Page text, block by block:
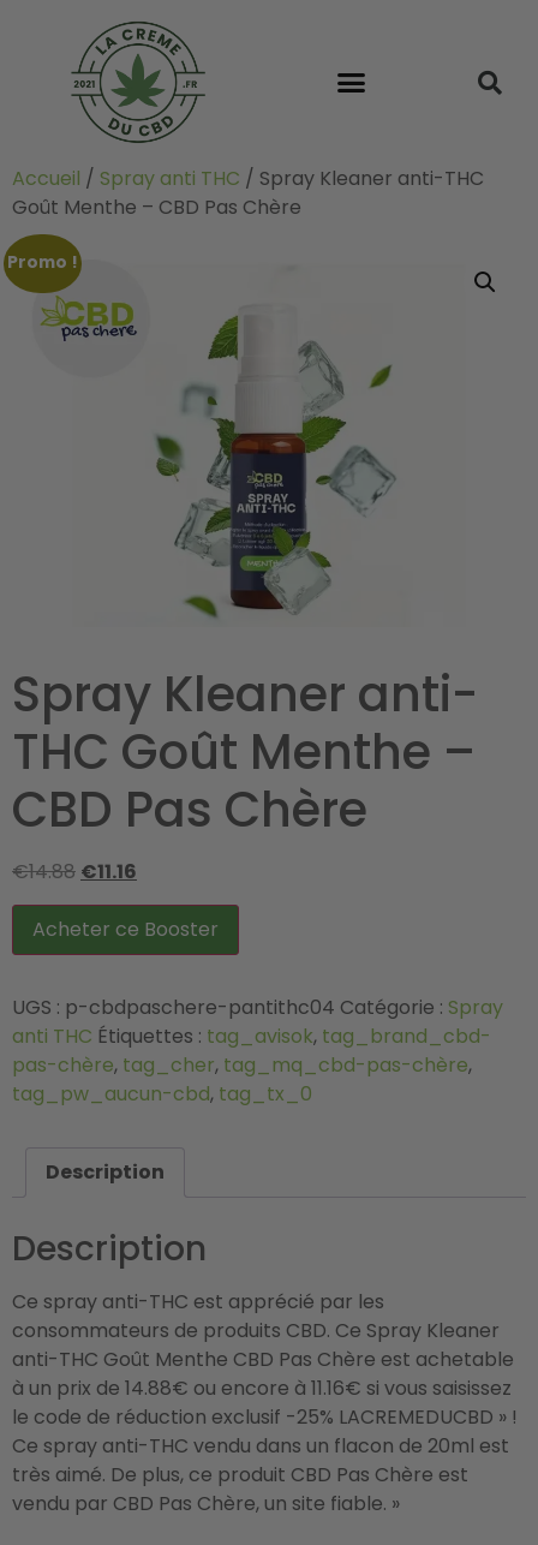
Accueil / Spray anti THC / Spray Kleaner anti-THC
Goût Menthe – CBD Pas Chère
Promo !
Spray Kleaner anti-
THC Goût Menthe –
CBD Pas Chère
€14.88 €11.16
Acheter ce Booster
UGS : p-cbdpaschere-pantithc04 Catégorie : Spray
anti THC Étiquettes : tag_avisok, tag_brand_cbd-
pas-chère, tag_cher, tag_mq_cbd-pas-chère,
tag_pw_aucun-cbd, tag_tx_0
Description
Description
Ce spray anti-THC est apprécié par les
consommateurs de produits CBD. Ce Spray Kleaner
anti-THC Goût Menthe CBD Pas Chère est achetable
à un prix de 14.88€ ou encore à 11.16€ si vous saisissez
le code de réduction exclusif -25% LACREMEDUCBD » !
Ce spray anti-THC vendu dans un flacon de 20ml est
très aimé. De plus, ce produit CBD Pas Chère est
vendu par CBD Pas Chère, un site fiable. »